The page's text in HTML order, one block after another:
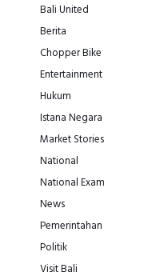
Bali United
Berita
Chopper Bike
Entertainment
Hukum
Istana Negara
Market Stories
National
National Exam
News
Pemerintahan
Politik
Visit Bali